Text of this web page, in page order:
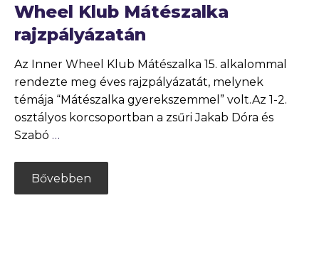
Wheel Klub Mátészalka
rajzpályázatán
Az Inner Wheel Klub Mátészalka 15. alkalommal
rendezte meg éves rajzpályázatát, melynek
témája “Mátészalka gyerekszemmel” volt.Az 1-2.
osztályos korcsoportban a zsűri Jakab Dóra és
Szabó …
Bővebben